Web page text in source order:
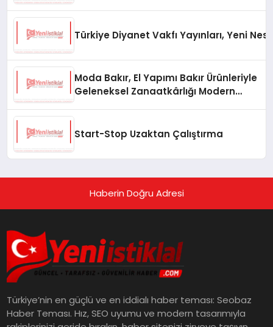
Türkiye Diyanet Vakfı Yayınları, Yeni
Moda Bakır, El Yapımı Bakır Ürünleriyle
Geleneksel Zanaatkârlığı Modern
Start-Stop Uzaktan Çalıştırma
Haberin Doğru Adresi
Türkiye’nin en güçlü ve en iddialı haber teması: Seobaz
Haber Teması. Hız, SEO uyumu ve modern tasarımıyla